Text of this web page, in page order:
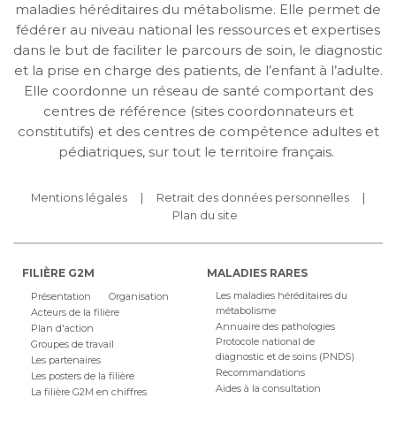
maladies héréditaires du métabolisme. Elle permet de
fédérer au niveau national les ressources et expertises
dans le but de faciliter le parcours de soin, le diagnostic
et la prise en charge des patients, de l’enfant à l’adulte.
Elle coordonne un réseau de santé comportant des
centres de référence (sites coordonnateurs et
constitutifs) et des centres de compétence adultes et
pédiatriques, sur tout le territoire français.
Mentions légales
Retrait des données personnelles
Plan du site
FILIÈRE G2M
Présentation
Organisation
Acteurs de la filière
Plan d'action
Groupes de travail
Les partenaires
Les posters de la filière
La filière G2M en chiffres
MALADIES RARES
Les maladies héréditaires du
métabolisme
Annuaire des pathologies
Protocole national de
diagnostic et de soins (PNDS)
Recommandations
Aides à la consultation